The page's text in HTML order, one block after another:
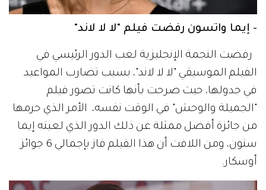
- إيما واتسون رفضت فيلم "لا لا لاند"
رفضت النجمة الإنجليزية لعب الدور الرئيسي في
الفيلم الموسيقي "لا لا لاند"، بسبب تضارب المواعيد
في جدولها، حيث صرحت بأنها كانت تصور فيلم
"الجميلة والوحش" في الوقت نفسه، الأمر الذي حرمها
من جائزة أفضل ممثلة عن ذلك الدور الذي لعبته إيما
ستون، ومن اللافت أن هذا الفيلم فاز بإجمالي 6 جوائز
أوسكار.